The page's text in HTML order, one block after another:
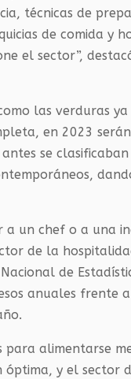
técnicas de
de comida y
el sector”,
las verduras ya
en 2023
se clasificaban
a un chef o a una
de la
de
anuales frente
para alimentarse
y el sector